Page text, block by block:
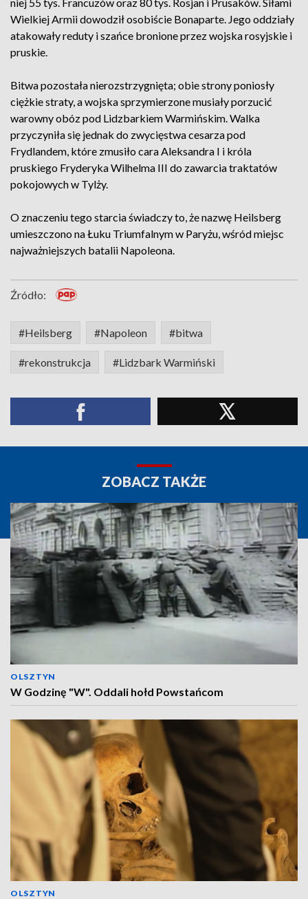
Wielkiej Armii dowodził osobiście Bonaparte. Jego oddziały
atakowały reduty i szańce bronione przez wojska rosyjskie i
pruskie.
Bitwa pozostała nierozstrzygnięta; obie strony poniosły
ciężkie straty, a wojska sprzymierzone musiały porzucić
warowny obóz pod Lidzbarkiem Warmińskim. Walka
przyczyniła się jednak do zwycięstwa cesarza pod
Frydlandem, które zmusiło cara Aleksandra I i króla
pruskiego Fryderyka Wilhelma III do zawarcia traktatów
pokojowych w Tylży.
O znaczeniu tego starcia świadczy to, że nazwę Heilsberg
umieszczono na Łuku Triumfalnym w Paryżu, wśród miejsc
najważniejszych batalii Napoleona.
Źródło:
#Heilsberg #Napoleon #bitwa
#rekonstrukcja #Lidzbark Warmiński
ZOBACZ TAKŻE
OLSZTYN
W Godzinę "W". Oddali hołd Powstańcom
OLSZTYN